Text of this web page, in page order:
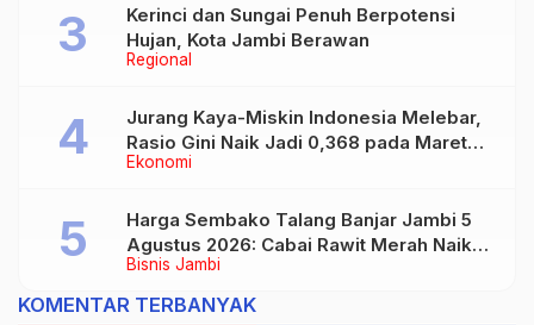
Regional
Kerinci dan Sungai Penuh Berpotensi
Hujan, Kota Jambi Berawan
Ekonomi
Jurang Kaya-Miskin Indonesia Melebar,
Rasio Gini Naik Jadi 0,368 pada Maret
2026
Bisnis Jambi
Harga Sembako Talang Banjar Jambi 5
Agustus 2026: Cabai Rawit Merah Naik
Jadi Rp55 Ribu
KOMENTAR TERBANYAK